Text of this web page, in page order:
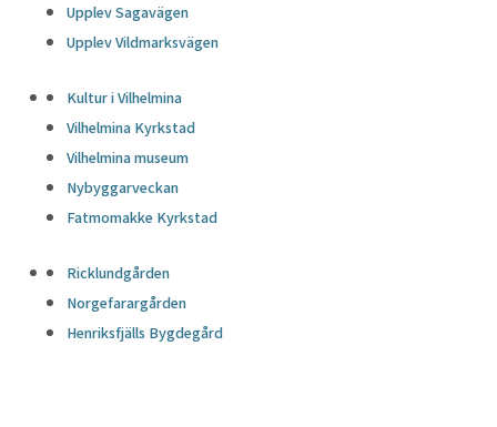
Upplev Sagavägen
Upplev Vildmarksvägen
Kultur i Vilhelmina
Vilhelmina Kyrkstad
Vilhelmina museum
Nybyggarveckan
Fatmomakke Kyrkstad
Ricklundgården
Norgefarargården
Henriksfjälls Bygdegård